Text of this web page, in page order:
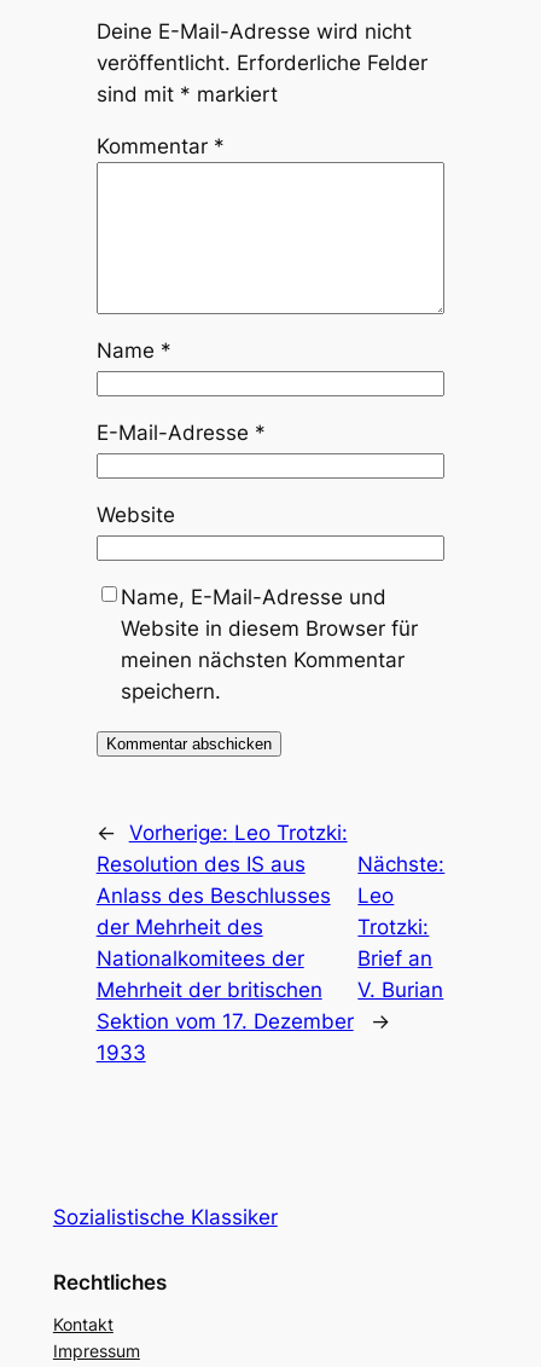
Deine E-Mail-Adresse wird nicht
veröffentlicht. Erforderliche Felder
sind mit * markiert
Kommentar *
Name *
E-Mail-Adresse *
Website
Name, E-Mail-Adresse und
Website in diesem Browser für
meinen nächsten Kommentar
speichern.
← Vorherige: Leo Trotzki:
Resolution des IS aus
Anlass des Beschlusses
der Mehrheit des
Nationalkomitees der
Mehrheit der britischen
Sektion vom 17. Dezember
1933
Nächste:
Leo
Trotzki:
Brief an
V. Burian
→
Sozialistische Klassiker
Rechtliches
Kontakt
Impressum